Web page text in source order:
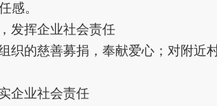
感。
发挥企业社会责任
织的慈善募捐，奉献爱心；对附近
企业社会责任